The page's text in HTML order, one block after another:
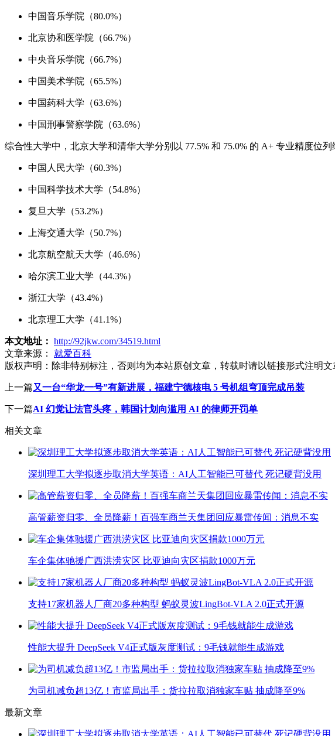
中国音乐学院（80.0%）
北京协和医学院（66.7%）
中央音乐学院（66.7%）
中国美术学院（65.5%）
中国药科大学（63.6%）
中国刑事警察学院（63.6%）
综合性大学中，北京大学和清华大学分别以 77.5% 和 75.0% 的 A+ 专业精度位
中国人民大学（60.3%）
中国科学技术大学（54.8%）
复旦大学（53.2%）
上海交通大学（50.7%）
北京航空航天大学（46.6%）
哈尔滨工业大学（44.3%）
浙江大学（43.4%）
北京理工大学（41.1%）
本文地址： http://92jkw.com/34519.html
文章来源：
就爱百科
版权声明： 除非特别标注，否则均为本站原创文章，转载时请以链接形式注明文
上一篇又一台“华龙一号”有新进展，福建宁德核电 5 号机组穹顶完成吊装
下一篇AI 幻觉让法官头疼，韩国计划向滥用 AI 的律师开罚单
相关文章
深圳理工大学拟逐步取消大学英语：AI人工智能已可替代 死记硬背没用
高管薪资归零、全员降薪！百强车商兰天集团回应暴雷传闻：消息不实
车企集体驰援广西洪涝灾区 比亚迪向灾区捐款1000万元
支持17家机器人厂商20多种构型 蚂蚁灵波LingBot-VLA 2.0正式开源
性能大提升 DeepSeek V4正式版灰度测试：9毛钱就能生成游戏
为司机减负超13亿！市监局出手：货拉拉取消独家车贴 抽成降至9%
最新文章